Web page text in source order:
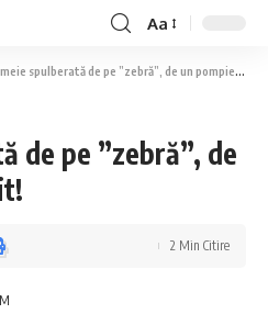
Aa
spulberată de pe ”zebră”, de un pompier grăbit!
de pe ”zebră”, de
2 Min Citire